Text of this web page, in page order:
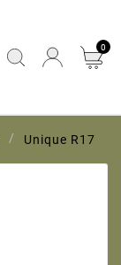
0
Unique R17